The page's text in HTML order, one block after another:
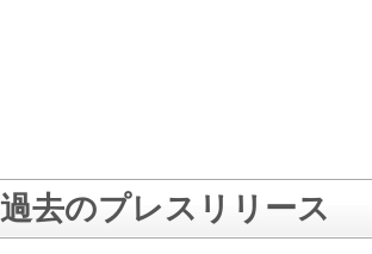
過去のプレスリリース